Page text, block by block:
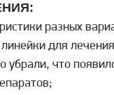
разных
для
убрали, что